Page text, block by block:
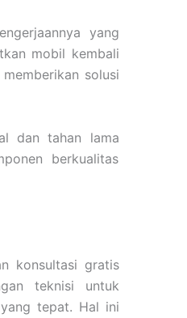
yang
mobil kembali
solusi
dan tahan lama
berkualitas
konsultasi gratis
teknisi untuk
tepat. Hal ini